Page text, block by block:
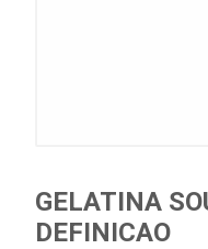
GELATINA
DEFINICAO